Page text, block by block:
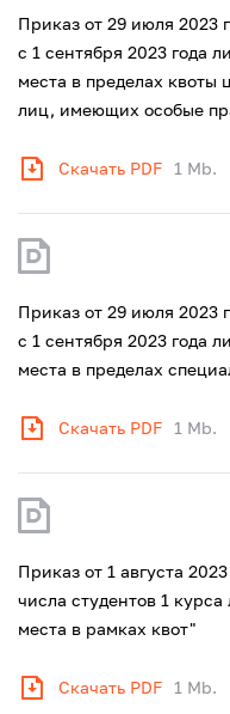
Приказ от 29 июля 2023
с 1 сентября 2023 года
места в пределах квоты
лиц, имеющих особые
Скачать PDF 1 Mb.
Приказ от 29 июля 2023
с 1 сентября 2023 года
места в пределах
Скачать PDF 1 Mb.
Приказ от 1 августа
числа студентов 1
места в рамках квот"
Скачать PDF 1 Mb.